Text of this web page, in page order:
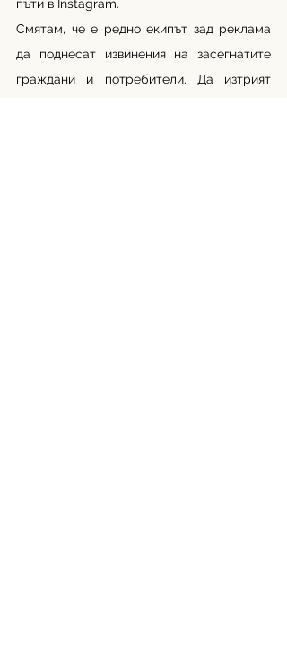
пъти в Instagram.
Смятам, че е редно екипът зад реклама
да поднесат извинения на засегнатите
граждани и потребители. Да изтрият